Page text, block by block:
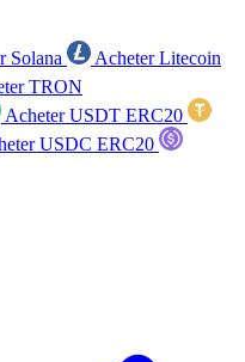
Solana
Acheter Litecoin
TRON
Acheter USDT ERC20
USDC ERC20